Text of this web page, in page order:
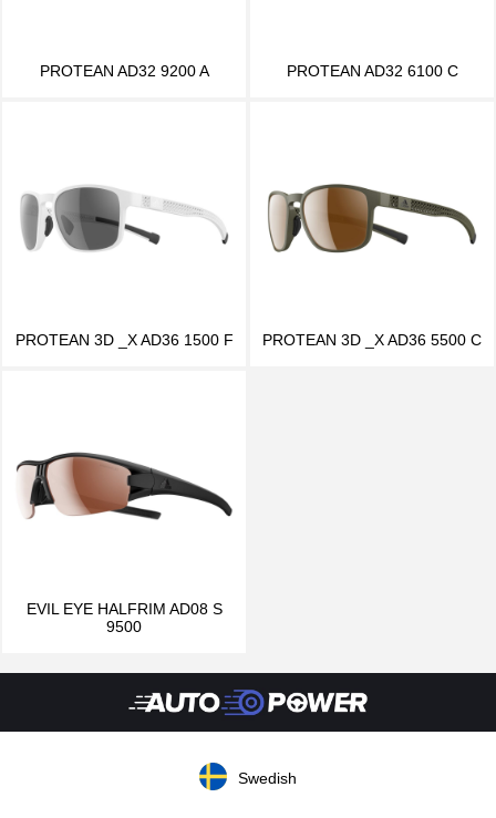
PROTEAN AD32 9200 A PROTEAN AD32 6100 C
PROTEAN 3D _X AD36 1500 F PROTEAN 3D _X AD36 5500 C
EVIL EYE HALFRIM AD08 S
9500
Swedish